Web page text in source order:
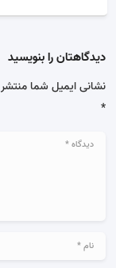
دیدگاهتان را بنویسید
نشانی ایمیل شما
*